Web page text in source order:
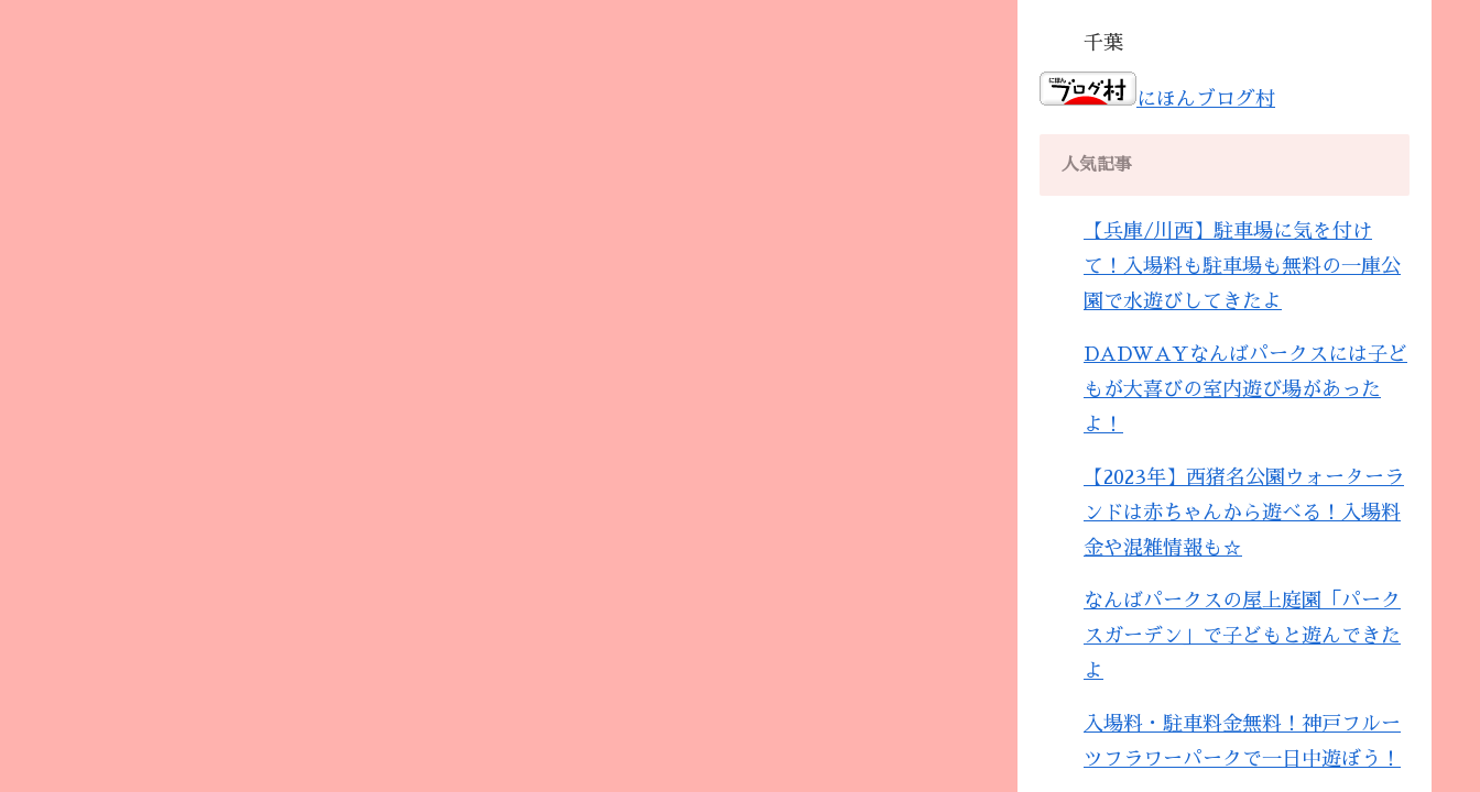
千葉
にほんブログ村
人気記事
【兵庫/川西】駐車場に気を付け
て！入場料も駐車場も無料の一庫公
園で水遊びしてきたよ
DADWAYなんばパークスには子ど
もが大喜びの室内遊び場があった
よ！
【2023年】西猪名公園ウォーターラ
ンドは赤ちゃんから遊べる！入場料
金や混雑情報も☆
なんばパークスの屋上庭園「パーク
スガーデン」で子どもと遊んできた
よ
入場料・駐車料金無料！神戸フルー
ツフラワーパークで一日中遊ぼう！